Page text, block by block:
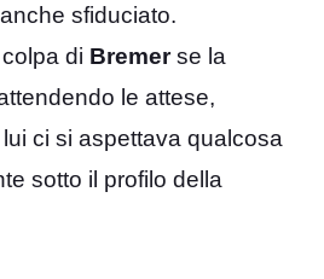
sfiduciato.
di Bremerse la
le attese,
ci si aspettava qualcosa
sotto il profilo della